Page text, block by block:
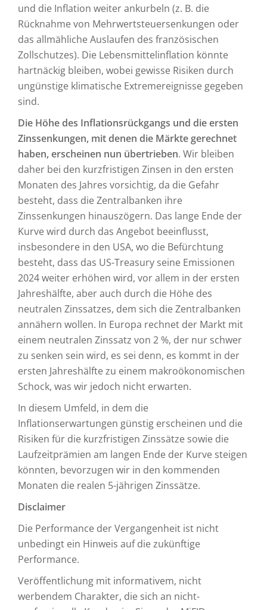
und die Inflation weiter ankurbeln (z. B. die
Rücknahme von Mehrwertsteuersenkungen oder
das allmähliche Auslaufen des französischen
Zollschutzes). Die Lebensmittelinflation könnte
hartnäckig bleiben, wobei gewisse Risiken durch
ungünstige klimatische Extremereignisse gegeben
sind.
Die Höhe des Inflationsrückgangs und die ersten
Zinssenkungen, mit denen die Märkte gerechnet
haben, erscheinen nun übertrieben. Wir bleiben
daher bei den kurzfristigen Zinsen in den ersten
Monaten des Jahres vorsichtig, da die Gefahr
besteht, dass die Zentralbanken ihre
Zinssenkungen hinauszögern. Das lange Ende der
Kurve wird durch das Angebot beeinflusst,
insbesondere in den USA, wo die Befürchtung
besteht, dass das US-Treasury seine Emissionen
2024 weiter erhöhen wird, vor allem in der ersten
Jahreshälfte, aber auch durch die Höhe des
neutralen Zinssatzes, dem sich die Zentralbanken
annähern wollen. In Europa rechnet der Markt mit
einem neutralen Zinssatz von 2 %, der nur schwer
zu senken sein wird, es sei denn, es kommt in der
ersten Jahreshälfte zu einem makroökonomischen
Schock, was wir jedoch nicht erwarten.
In diesem Umfeld, in dem die
Inflationserwartungen günstig erscheinen und die
Risiken für die kurzfristigen Zinssätze sowie die
Laufzeitprämien am langen Ende der Kurve steigen
könnten, bevorzugen wir in den kommenden
Monaten die realen 5-jährigen Zinssätze.
Disclaimer
Die Performance der Vergangenheit ist nicht
unbedingt ein Hinweis auf die zukünftige
Performance.
Veröffentlichung mit informativem, nicht
werbendem Charakter, die sich an nicht-